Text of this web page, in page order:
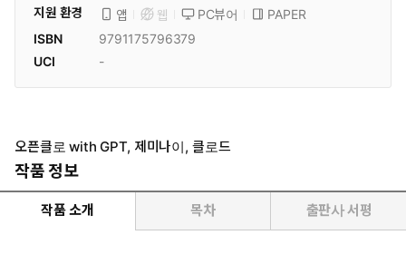
지원 환경
앱 웹 PC뷰어
PAPER
ISBN
9791175796379
UCI
-
오픈클로 with GPT, 제미나이, 클로드
작품 정보
작품 소개 목차 출판사 서평